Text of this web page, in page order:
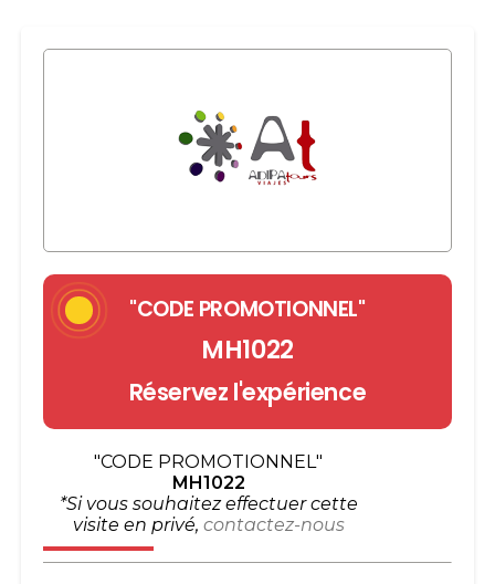
"CODE PROMOTIONNEL"
MH1022
Réservez l'expérience
"CODE PROMOTIONNEL"
MH1022
*Si vous souhaitez effectuer cette
visite en privé, contactez-nous